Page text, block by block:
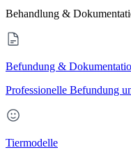
Behandlung &
Befundung &
Professionelle Befundung
Tiermodelle